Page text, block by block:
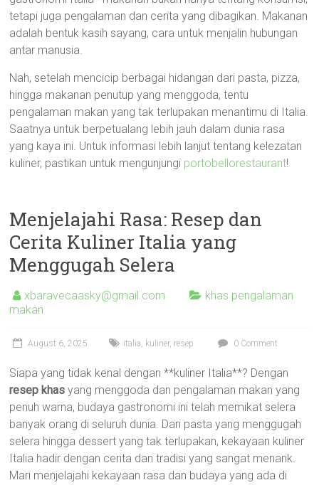
tetapi juga pengalaman dan cerita yang dibagikan. Makanan
adalah bentuk kasih sayang, cara untuk menjalin hubungan
antar manusia.
Nah, setelah mencicip berbagai hidangan dari pasta, pizza,
hingga makanan penutup yang menggoda, tentu
pengalaman makan yang tak terlupakan menantimu di Italia.
Saatnya untuk berpetualang lebih jauh dalam dunia rasa
yang kaya ini. Untuk informasi lebih lanjut tentang kelezatan
kuliner, pastikan untuk mengunjungi portobellorestaurant!
Menjelajahi Rasa: Resep dan
Cerita Kuliner Italia yang
Menggugah Selera
xbaravecaasky@gmail.com
khas pengalaman
makan
August 6, 2025 italia, kuliner, resep 0 Comment
Siapa yang tidak kenal dengan **kuliner Italia**? Dengan
resep khas yang menggoda dan pengalaman makan yang
penuh warna, budaya gastronomi ini telah memikat selera
banyak orang di seluruh dunia. Dari pasta yang menggugah
selera hingga dessert yang tak terlupakan, kekayaan kuliner
Italia hadir dengan cerita dan tradisi yang sangat menarik.
Mari menjelajahi kekayaan rasa dan budaya yang ada di